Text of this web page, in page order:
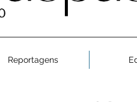
Reportagens